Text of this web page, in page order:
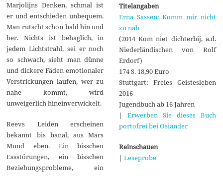
Marjolijns Denken, schmal ist
er und entschieden unbequem.
Man rutscht schon bald hin und
her. Nichts ist behaglich, in
jedem Lichtstrahl, sei er noch
so schwach, sieht man dünne
und dickere Fäden emotionaler
Verstrickungen laufen, wer zu
nahe kommt, wird
unweigerlich hineinverwickelt.
Reevs Leiden erscheinen
bekannt bis banal, aus Mars
Mund eben. Ein bisschen
Essstörungen, ein bisschen
Beziehungsprobleme, ein
Titelangaben
Erna Sassen: Komm mir nicht
zu nah
(2014 Kom niet dichterbij, a.d.
Niederländischen von Rolf
Erdorf)
174 S. 18,90 Euro
Stuttgart: Freies Geistesleben
2016
Jugendbuch ab 16 Jahren
| Erwerben Sie dieses Buch
portofrei bei Osiander
Reinschauen
| Leseprobe